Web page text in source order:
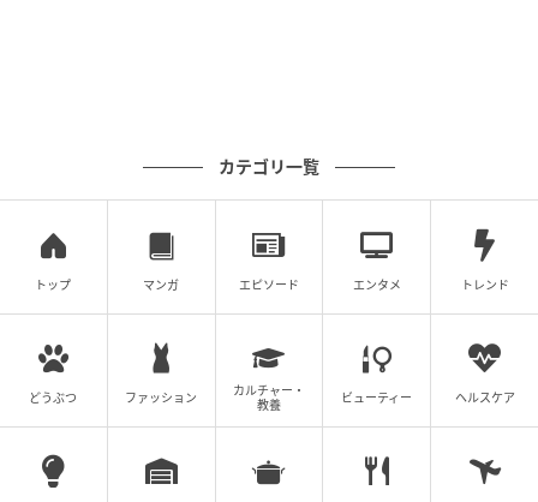
カテゴリ一覧
トップ マンガ エピソード エンタメ トレンド
どうぶつ ファッション
カルチャー・
教養
ビューティー ヘルスケア